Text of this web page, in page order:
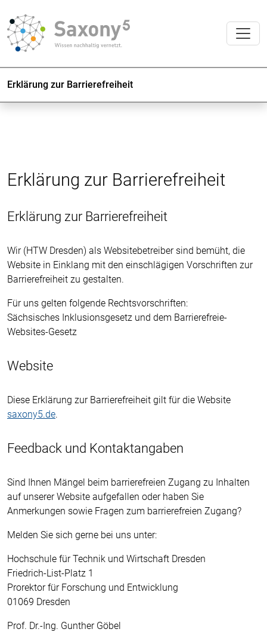
Erklärung zur Barrierefreiheit
Erklärung zur Barrierefreiheit
Erklärung zur Barrierefreiheit
Wir (HTW Dresden) als Websitebetreiber sind bemüht, die
Website in Einklang mit den einschlägigen Vorschriften zur
Barrierefreiheit zu gestalten.
Für uns gelten folgende Rechtsvorschriften:
Sächsisches Inklusionsgesetz und dem Barrierefreie-
Websites-Gesetz
Website
Diese Erklärung zur Barrierefreiheit gilt für die Website
saxony5.de.
Feedback und Kontaktangaben
Sind Ihnen Mängel beim barrierefreien Zugang zu Inhalten
auf unserer Website aufgefallen oder haben Sie
Anmerkungen sowie Fragen zum barrierefreien Zugang?
Melden Sie sich gerne bei uns unter:
Hochschule für Technik und Wirtschaft Dresden
Friedrich-List-Platz 1
Prorektor für Forschung und Entwicklung
01069 Dresden
Prof. Dr.-Ing. Gunther Göbel